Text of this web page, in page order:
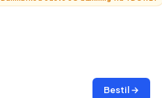
Bestil →